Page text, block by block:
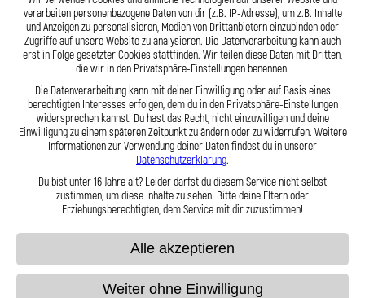
Zum Produkt Zum Produkt
Stahlflex Bremsleitung für Giant MPH
Stahlflex Bremsleitung für Giant MPH
verarbeiten personenbezogene Daten von dir (z.B. IP-Adresse), um z.B. Inhalte
und Anzeigen zu personalisieren, Medien von Drittanbietern einzubinden oder
Zugriffe auf unsere Website zu analysieren. Die Datenverarbeitung kann auch
erst in Folge gesetzter Cookies stattfinden. Wir teilen diese Daten mit Dritten,
die wir in den Privatsphäre-Einstellungen benennen.
Die Datenverarbeitung kann mit deiner Einwilligung oder auf Basis eines
berechtigten Interesses erfolgen, dem du in den Privatsphäre-Einstellungen
widersprechen kannst. Du hast das Recht, nicht einzuwilligen und deine
Einwilligung zu einem späteren Zeitpunkt zu ändern oder zu widerrufen. Weitere
Informationen zur Verwendung deiner Daten findest du in unserer
Datenschutzerklärung.
Du bist unter 16 Jahre alt? Leider darfst du diesem Service nicht selbst
zustimmen, um diese Inhalte zu sehen. Bitte deine Eltern oder
Erziehungsberechtigten, dem Service mit dir zuzustimmen!
Alle akzeptieren
Weiter ohne Einwilligung